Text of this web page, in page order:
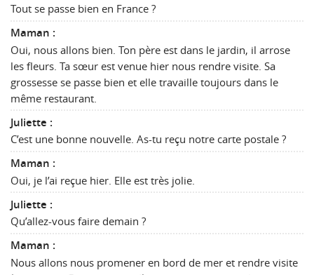
Tout se passe bien en France ?
Maman :
Oui, nous allons bien. Ton père est dans le jardin, il arrose
les fleurs. Ta sœur est venue hier nous rendre visite. Sa
grossesse se passe bien et elle travaille toujours dans le
même restaurant.
Juliette :
C’est une bonne nouvelle. As-tu reçu notre carte postale ?
Maman :
Oui, je l’ai reçue hier. Elle est très jolie.
Juliette :
Qu’allez-vous faire demain ?
Maman :
Nous allons nous promener en bord de mer et rendre visite